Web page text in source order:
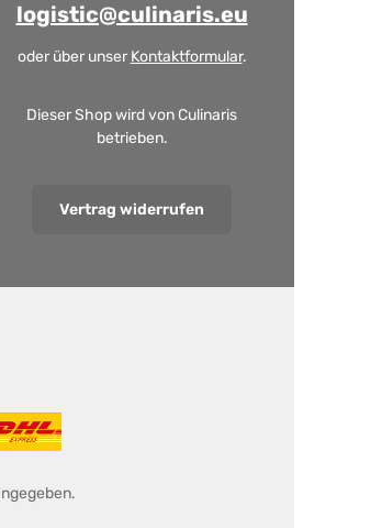
logistic@culinaris.eu
oder über unser Kontaktformular.
Dieser Shop wird von Culinaris
betrieben.
Vertrag widerrufen